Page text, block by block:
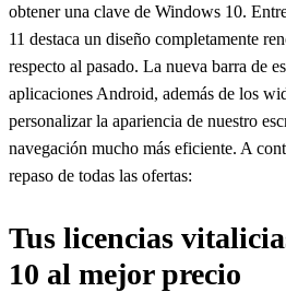
obtener una clave de Windows 10.
11 destaca un diseño completamente
respecto al pasado. La nueva barra de
aplicaciones Android, además de los
personalizar la apariencia de nuestro
navegación mucho más eficiente. A
repaso de todas las ofertas:
Tus licencias
10 al mejor precio